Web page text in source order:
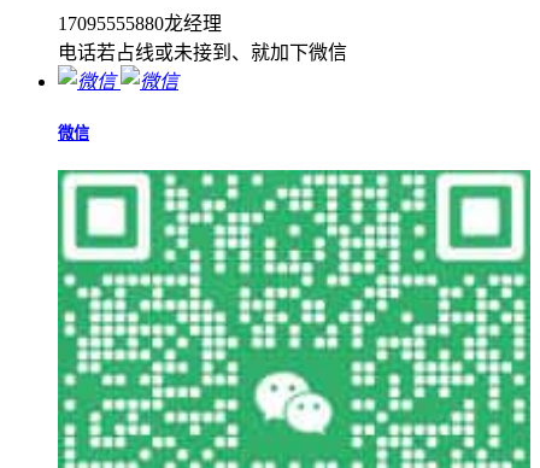
17095555880龙经理
电话若占线或未接到、就加下微信
微信